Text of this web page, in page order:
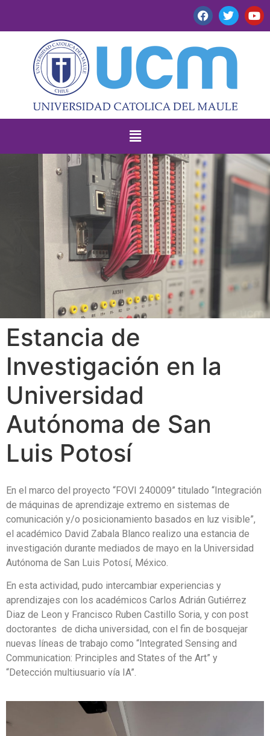
Estancia de
Investigación en la
Universidad
Autónoma de San
Luis Potosí
En el marco del proyecto “FOVI 240009” titulado “Integración
de máquinas de aprendizaje extremo en sistemas de
comunicación y/o posicionamiento basados en luz visible”,
el académico David Zabala Blanco realizo una estancia de
investigación durante mediados de mayo en la Universidad
Autónoma de San Luis Potosí, México.
En esta actividad, pudo intercambiar experiencias y
aprendizajes con los académicos Carlos Adrián Gutiérrez
Diaz de Leon y Francisco Ruben Castillo Soria, y con post
doctorantes de dicha universidad, con el fin de bosquejar
nuevas líneas de trabajo como “Integrated Sensing and
Communication: Principles and States of the Art” y
“Detección multiusuario vía IA”.